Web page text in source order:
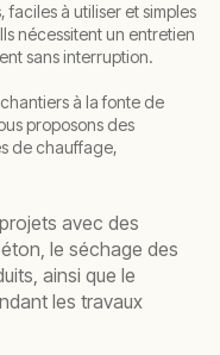
à utiliser et simples
nécessitent un entretien
sans interruption.
à la fonte de
proposons des
de chauffage,
avec des
le séchage des
ainsi que le
les travaux